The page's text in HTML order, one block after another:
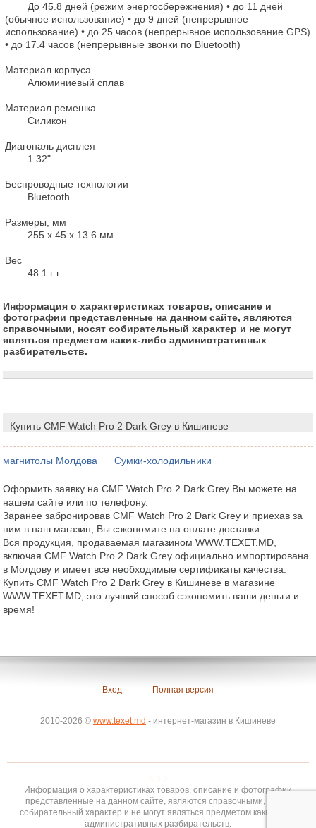
(обычное использование) • до 9 дней (непрерывное
использование) • до 25 часов (непрерывное использование GPS)
• до 17.4 часов (непрерывные звонки по Bluetooth)
Материал корпуса
        Алюминиевый сплав
Материал ремешка
        Силикон
Диагональ дисплея
Беспроводные технологии
Размеры, мм
Вес
        48.1 г г
Информация о характеристиках товаров, описание и
фотографии представленные на данном сайте, являются
справочными, носят собирательный характер и не могут
являться предметом каких-либо административных
разбирательств.
Купить CMF Watch Pro 2 Dark Grey в Кишиневе
магнитолы Молдова Сумки-холодильники
Оформить заявку на CMF Watch Pro 2 Dark Grey Вы можете на
нашем сайте или по телефону.
Заранее забронировав CMF Watch Pro 2 Dark Grey и приехав за
ним в наш магазин, Вы сэкономите на оплате доставки.
Вся продукция, продаваемая магазином WWW.TEXET.MD,
включая CMF Watch Pro 2 Dark Grey официально импортирована
в Молдову и имеет все необходимые сертификаты качества.
Купить CMF Watch Pro 2 Dark Grey в Кишиневе в магазине
WWW.TEXET.MD, это лучший способ сэкономить ваши деньги и
время!
Вход Полная версия
2010-2026 © www.texet.md - интернет-магазин в Кишиневе
Информация о характеристиках товаров, описание и фотографии
представленные на данном сайте, являются справочными, носят
собирательный характер и не могут являться предметом каких-либо
административных разбирательств.